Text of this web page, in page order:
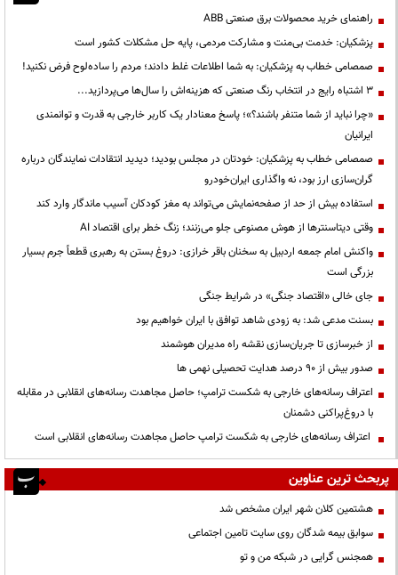
راهنمای خرید محصولات برق صنعتی ABB
پزشکیان: خدمت بی‌منت و مشارکت مردمی، پایه حل مشکلات کشور است
صمصامی خطاب به پزشکیان: به شما اطلاعات غلط دادند؛ مردم را ساده‌لوح فرض نکنید!
3 اشتباه رایج در انتخاب رنگ صنعتی که هزینه‌اش را سال‌ها می‌پردازید...
«چرا نباید از شما متنفر باشند؟»؛ پاسخ معنادار یک کاربر خارجی به قدرت و توانمندی
ایرانیان
صمصامی خطاب به پزشکیان: خودتان در مجلس بودید؛ دیدید انتقادات نمایندگان درباره
گران‌سازی ارز بود، نه واگذاری ایران‌خودرو
استفاده بیش از حد از صفحه‌نمایش می‌تواند به مغز کودکان آسیب ماندگار وارد کند
وقتی دیتاسنترها از هوش مصنوعی جلو می‌زنند؛ زنگ خطر برای اقتصاد AI
واکنش امام جمعه اردبیل به سخنان باقر خرازی: دروغ بستن به رهبری قطعاً جرم بسیار
بزرگی است
جای خالی «اقتصاد جنگی» در شرایط جنگی
بسنت مدعی شد: به زودی شاهد توافق با ایران خواهیم بود
از خبرسازی تا جریان‌سازی نقشه راه مدیران هوشمند
صدور بیش از ۹۰ درصد هدایت تحصیلی نهمی ها
اعتراف رسانه‌های خارجی به شکست ترامپ؛ حاصل مجاهدت رسانه‌های انقلابی در مقابله
با دروغ‌پراکنی دشمنان
اعتراف رسانه‌های خارجی به شکست ترامپ حاصل مجاهدت رسانه‌های انقلابی است
پربحث ترین عناوین
هشتمین کلان شهر ایران مشخص شد
سوابق بیمه شدگان روی سایت تامین اجتماعی
همجنس گرایی در شبکه من و تو